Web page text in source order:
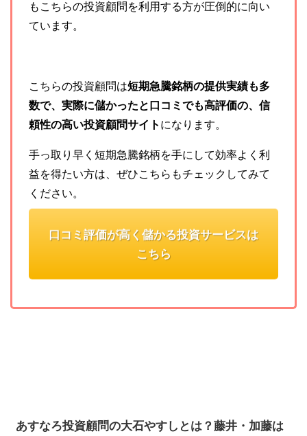
もこちらの投資顧問を利用する方が圧倒的に向い
ています。
こちらの投資顧問は短期急騰銘柄の提供実績も多
数で、実際に儲かったと口コミでも高評価の、信
頼性の高い投資顧問サイト になります。
手っ取り早く短期急騰銘柄を手にして効率よく利
益を得たい方は、ぜひこちらもチェックしてみて
ください。
口コミ評価が高く儲かる投資サービスは
こちら
あすなろ投資顧問の大石やすしとは？藤井・加藤は